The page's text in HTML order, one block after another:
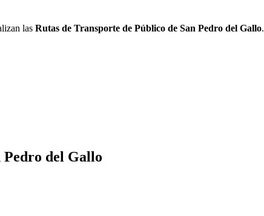
las Rutas de Transporte de Público de San Pedro del Gallo.
Pedro del Gallo